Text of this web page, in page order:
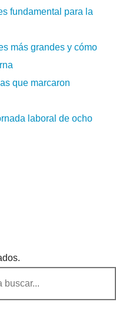
fundamental para la
más grandes y cómo
que marcaron
laboral de ocho